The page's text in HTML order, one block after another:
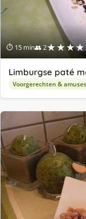
⏱ 15 min👥 2
Limburgse paté
Voorgerechten & amuses